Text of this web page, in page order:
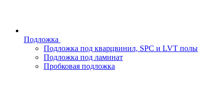
Подложка
Подложка под кварцвинил, SPC и LVT полы
Подложка под ламинат
Пробковая подложка